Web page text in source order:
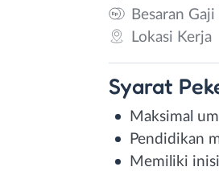
Besaran Gaji
Lokasi Kerja
Syarat
Maksimal
Pendidikan
Memiliki